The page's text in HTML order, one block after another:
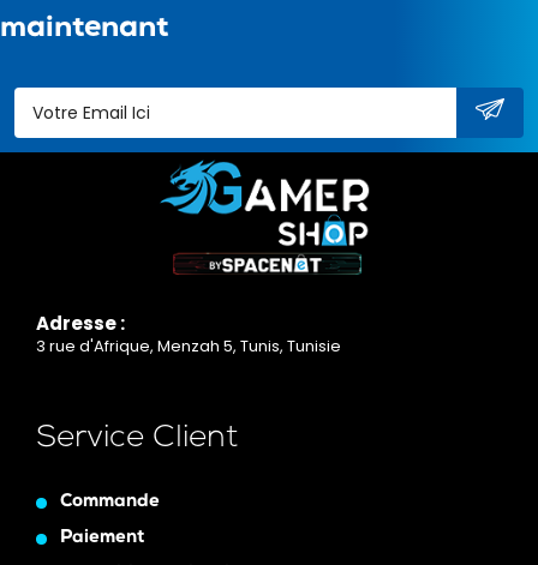
maintenant
Adresse :
3 rue d'Afrique, Menzah 5, Tunis, Tunisie
Service Client
Commande
Paiement